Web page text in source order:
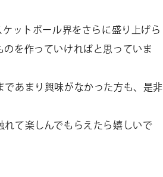
ケットボール界をさらに盛り上げら
を作っていければと思っていま
あまり興味がなかった方も、是非
て楽しんでもらえたら嬉しいで